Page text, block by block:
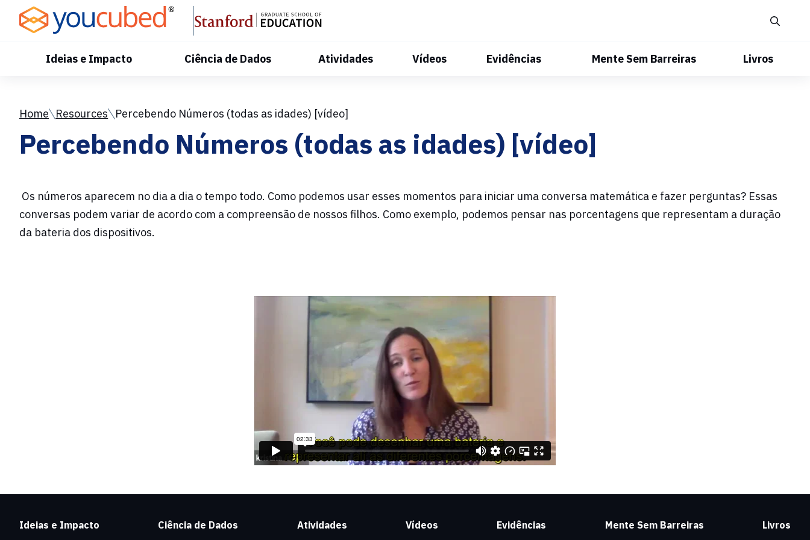
Content
Ideias e Impacto Ciência de Dados Atividades Vídeos Evidências Mente Sem Barreiras Livros
Home Resources Percebendo Números (todas as idades) [vídeo]
Percebendo Números (todas as idades) [vídeo]
Os números aparecem no dia a dia o tempo todo. Como podemos usar esses momentos para iniciar uma conversa matemática e fazer perguntas? Essas
conversas podem variar de acordo com a compreensão de nossos filhos. Como exemplo, podemos pensar nas porcentagens que representam a duração
da bateria dos dispositivos.
Ideias e Impacto Ciência de Dados Atividades Vídeos Evidências Mente Sem Barreiras Livros